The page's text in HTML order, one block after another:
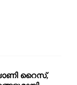
റൈസ്,